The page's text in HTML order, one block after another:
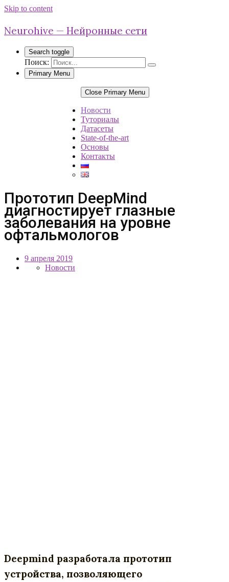
Skip to content
Neurohive — Нейронные сети
Search toggle
Поиск:
Primary Menu
Close Primary Menu
Новости
Туториалы
Датасеты
State-of-the-art
Основы
Контакты
Прототип DeepMind
диагностирует глазные
заболевания на уровне
офтальмологов
9 апреля 2019
Новости
Deepmind разработала прототип
устройства, позволяющего